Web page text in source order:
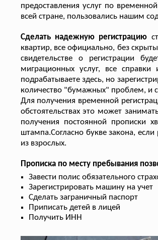
предоставления услуг по
всей стране, пользовались нашим
Сделать надежную регистрацию
квартир, все официально, без
свидетельстве о регистрации
миграционных услуг, все
подрабатываете здесь, но
количество "бумажных" проблем, и
Для получения временной
обстоятельствах это может
получения постоянной прописки
штампа.Согласно букве закона,
из взрослых.
Прописка по месту пребывания
Завести полис обязательного
Зарегистрировать машину на учет
Сделать заграничный паспорт
Приписать детей в лицей
Получить ИНН